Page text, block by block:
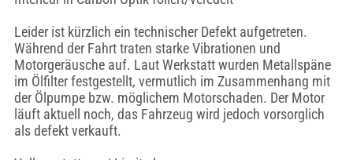
Leider ist kürzlich ein technischer Defekt aufgetreten.
Während der Fahrt traten starke Vibrationen und
Motorgeräusche auf. Laut Werkstatt wurden Metallspäne
im Ölfilter festgestellt, vermutlich im Zusammenhang mit
der Ölpumpe bzw. möglichem Motorschaden. Der Motor
läuft aktuell noch, das Fahrzeug wird jedoch vorsorglich
als defekt verkauft.